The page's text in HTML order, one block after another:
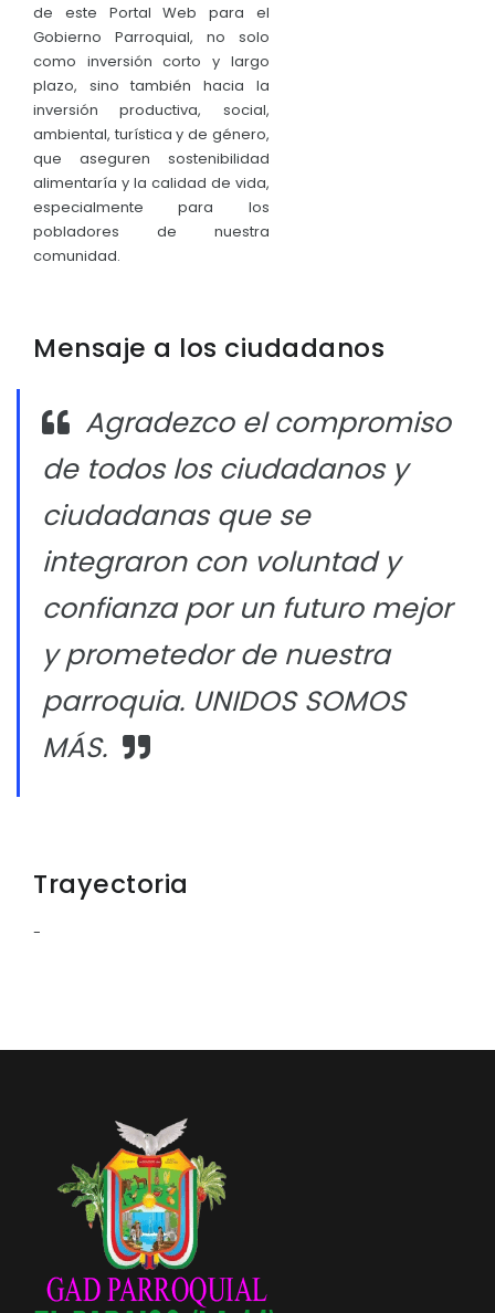
de este Portal Web para el
Gobierno Parroquial, no solo
como inversión corto y largo
plazo, sino también hacia la
inversión productiva, social,
ambiental, turística y de género,
que aseguren sostenibilidad
alimentaría y la calidad de vida,
especialmente para los
pobladores de nuestra
comunidad.
Mensaje a los ciudadanos
Agradezco el compromiso
de todos los ciudadanos y
ciudadanas que se
integraron con voluntad y
confianza por un futuro mejor
y prometedor de nuestra
parroquia. UNIDOS SOMOS
MÁS.
Trayectoria
-